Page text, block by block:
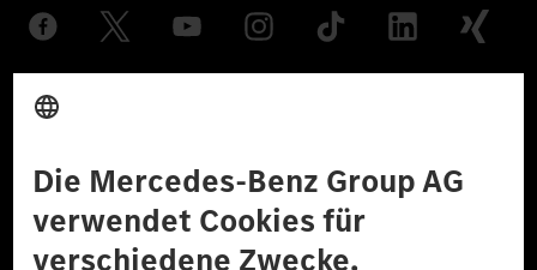
© 2026 Mercedes-Benz Group AG. Alle Rechte vorbehalten.